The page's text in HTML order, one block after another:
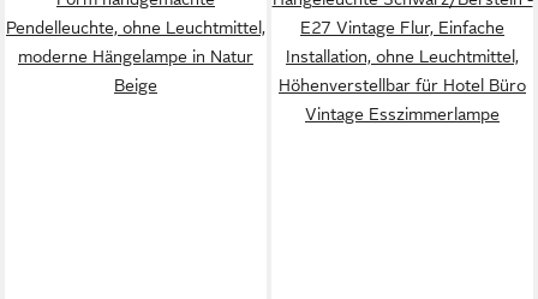
Pendelleuchte, ohne Leuchtmittel,
moderne Hängelampe in Natur
Beige
E27 Vintage Flur, Einfache
Installation, ohne Leuchtmittel,
Höhenverstellbar für Hotel Büro
Vintage Esszimmerlampe